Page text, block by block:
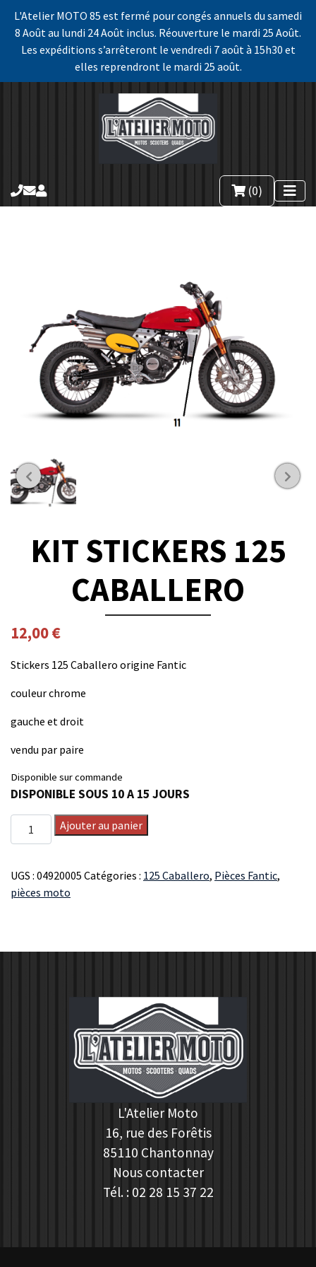
L'Atelier MOTO 85 est fermé pour congés annuels du samedi
8 Août au lundi 24 Août inclus. Réouverture le mardi 25 Août.
Les expéditions s’arrêteront le vendredi 7 août à 15h30 et
elles reprendront le mardi 25 août.
(0)
KIT STICKERS 125
CABALLERO
12,00€
Stickers 125 Caballero origine Fantic
couleur chrome
gauche et droit
vendu par paire
Disponible sur commande
DISPONIBLE SOUS 10 A 15 JOURS
quantité
de
STICKERS
125
Ajouter au panier
UGS : 04920005 Catégories : 125 Caballero, Pièces Fantic,
pièces moto
L'Atelier Moto
16, rue des Forêtis
85110 Chantonnay
Nous contacter
Tél. : 02 28 15 37 22